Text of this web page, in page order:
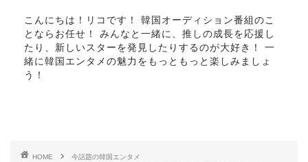
こんにちは！リコです！ 韓国オーディション番組のこ
とならお任せ！ みんなと一緒に、推しの成長を応援し
たり、新しいスターを発見したりするのが大好き！ 一
緒に韓国エンタメの魅力をもっともっと楽しみましょ
う！
HOME
今話題の韓国エンタメ